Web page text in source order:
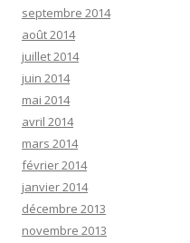
septembre 2014
août 2014
juillet 2014
juin 2014
mai 2014
avril 2014
mars 2014
février 2014
janvier 2014
décembre 2013
novembre 2013